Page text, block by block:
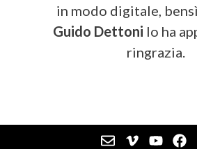
in modo digitale,
Guido Dettoni lo ha
ringrazia.